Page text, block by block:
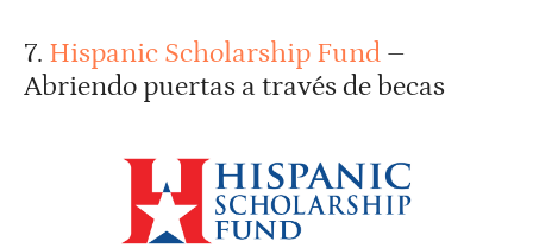
7. Hispanic Scholarship Fund –
Abriendo puertas a través de becas